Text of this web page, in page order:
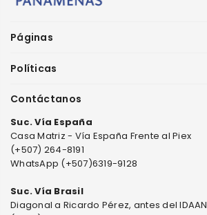
Páginas
Políticas
Contáctanos
Suc. Vía España
Casa Matriz - Vía España Frente al Piex
(+507) 264-8191
WhatsApp (+507)6319-9128
Suc. Vía Brasil
Diagonal a Ricardo Pérez, antes del IDAAN